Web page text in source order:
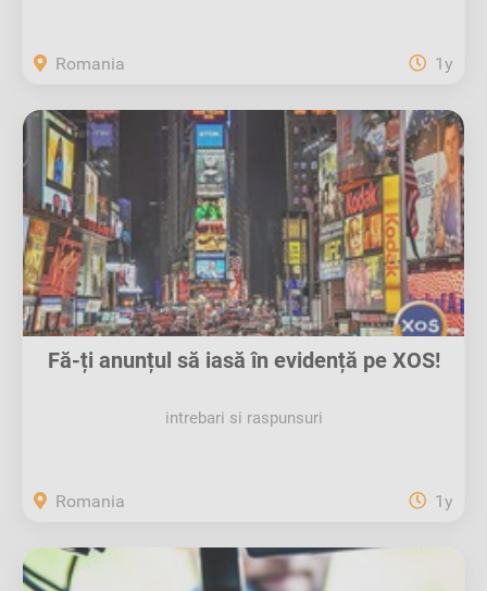
Romania 1y
Fă-ți anunțul să iasă în evidență pe XOS!
intrebari si raspunsuri
Romania 1y